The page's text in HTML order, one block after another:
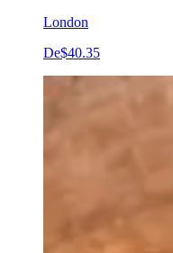
London
De$40.35